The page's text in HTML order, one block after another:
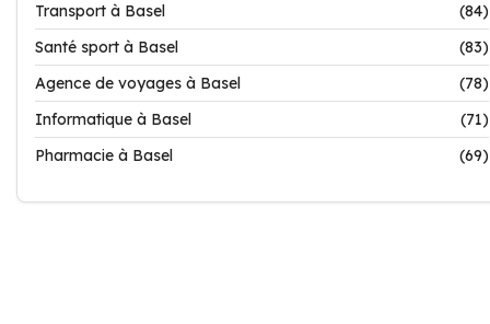
Transport à Basel
(84)
Santé sport à Basel
(83)
Agence de voyages à Basel
(78)
Informatique à Basel
(71)
Pharmacie à Basel
(69)